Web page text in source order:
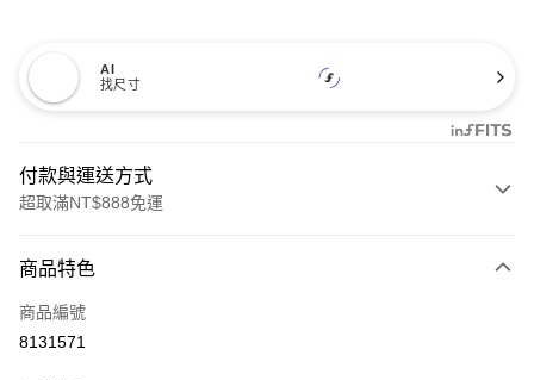
AI
找尺寸
付款與運送方式
超取滿NT$888免運
信用卡一次付款
信用卡分期付款
商品特色
商品編號
8131571